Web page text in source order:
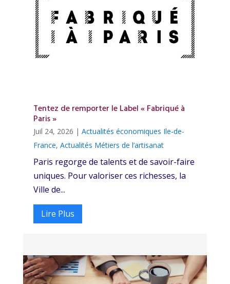
Tentez de remporter le Label « Fabriqué à
Paris »
Juil 24, 2026 | Actualités économiques Ile-de-
France, Actualités Métiers de l’artisanat
Paris regorge de talents et de savoir-faire
uniques. Pour valoriser ces richesses, la
Ville de...
Lire Plus